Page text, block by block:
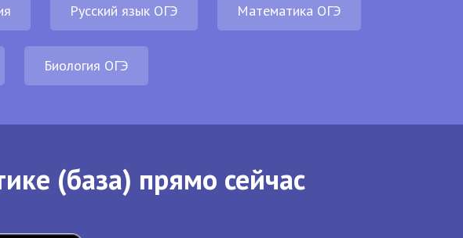
Русский язык ОГЭ Математика ОГЭ
Биология ОГЭ
(база) прямо сейчас